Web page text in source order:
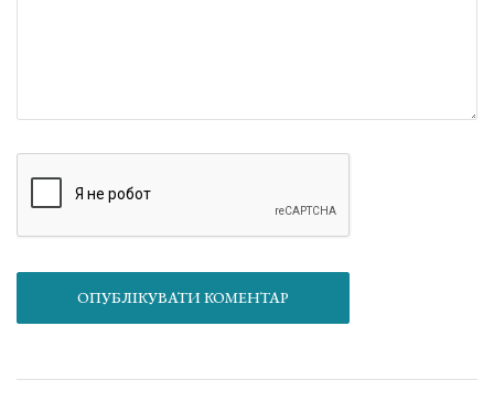
ОПУБЛІКУВАТИ КОМЕНТАР